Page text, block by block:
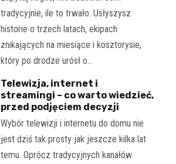
tradycyjnie, ile to trwało. Usłyszysz
historie o trzech latach, ekipach
znikających na miesiące i kosztorysie,
który po drodze urósł o…
Telewizja, internet i
streamingi – co warto wiedzieć,
przed podjęciem decyzji
Wybór telewizji i internetu do domu nie
jest dziś tak prosty jak jeszcze kilka lat
temu. Oprócz tradycyjnych kanałów